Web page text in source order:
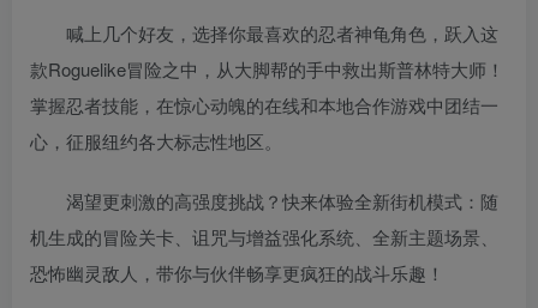
喊上几个好友，选择你最喜欢的忍者神龟角色，跃入这
款Roguelike冒险之中，从大脚帮的手中救出斯普林特大师！
掌握忍者技能，在惊心动魄的在线和本地合作游戏中团结一
心，征服纽约各大标志性地区。
渴望更刺激的高强度挑战？快来体验全新街机模式：随
机生成的冒险关卡、诅咒与增益强化系统、全新主题场景、
恐怖幽灵敌人，带你与伙伴畅享更疯狂的战斗乐趣！